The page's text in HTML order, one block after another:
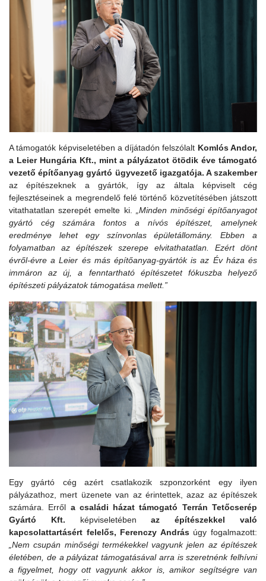
A támogatók képviseletében a díjátadón felszólalt Komlós Andor,
a Leier Hungária Kft., mint a pályázatot ötödik éve támogató
vezető építőanyag gyártó ügyvezető igazgatója. A szakember
az építészeknek a gyártók, így az általa képviselt cég
fejlesztéseinek a megrendelő felé történő közvetítésében játszott
vitathatatlan szerepét emelte ki.
„Minden minőségi építőanyagot
gyártó cég számára fontos a nívós építészet, amelynek
eredménye lehet egy színvonlas épületállomány. Ebben a
folyamatban az építészek szerepe elvitathatatlan. Ezért dönt
évről-évre a Leier és más építőanyag-gyártók is az Év háza és
immáron az új, a fenntartható építészetet fókuszba helyező
építészeti pályázatok támogatása mellett.”
Egy gyártó cég azért csatlakozik szponzorként egy ilyen
pályázathoz, mert üzenete van az érintettek, azaz az építészek
számára. Erről a családi házat támogató Terrán Tetőcserép
Gyártó Kft. képviseletébenaz építészekkel való
kapcsolattartásért felelős, Ferenczy Andrásúgy fogalmazott:
„Nem csupán minőségi termékekkel vagyunk jelen az építészek
életében, de a pályázat támogatásával arra is szeretnénk felhívni
a figyelmet, hogy ott vagyunk akkor is, amikor segítségre van